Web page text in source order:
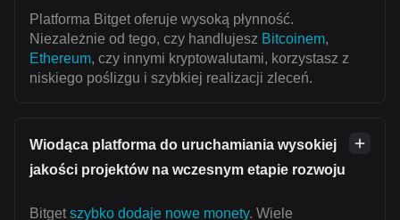
Platforma Bitget oferuje wysoką płynność.
Niezależnie od tego, czy handlujesz Bitcoinem,
Ethereum, czy innymi kryptowalutami, korzystasz z
niskiego poślizgu i szybkiej realizacji zleceń.
Wiodąca platforma do uruchamiania wysokiej
jakości projektów na wczesnym etapie rozwoju
Bitget szybko dodaje nowe monety. Wiele